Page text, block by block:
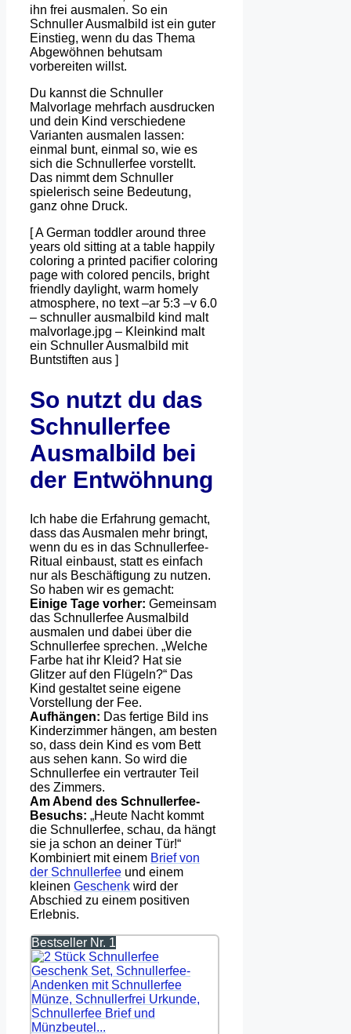
ihn frei ausmalen. So ein
Schnuller Ausmalbild ist ein guter
Einstieg, wenn du das Thema
Abgewöhnen behutsam
vorbereiten willst.
Du kannst die Schnuller
Malvorlage mehrfach ausdrucken
und dein Kind verschiedene
Varianten ausmalen lassen:
einmal bunt, einmal so, wie es
sich die Schnullerfee vorstellt.
Das nimmt dem Schnuller
spielerisch seine Bedeutung,
ganz ohne Druck.
[ A German toddler around three
years old sitting at a table happily
coloring a printed pacifier coloring
page with colored pencils, bright
friendly daylight, warm homely
atmosphere, no text –ar 5:3 –v 6.0
– schnuller ausmalbild kind malt
malvorlage.jpg – Kleinkind malt
ein Schnuller Ausmalbild mit
Buntstiften aus ]
So nutzt du das
Schnullerfee
Ausmalbild bei
der Entwöhnung
Ich habe die Erfahrung gemacht,
dass das Ausmalen mehr bringt,
wenn du es in das Schnullerfee-
Ritual einbaust, statt es einfach
nur als Beschäftigung zu nutzen.
So haben wir es gemacht:
Einige Tage vorher: Gemeinsam
das Schnullerfee Ausmalbild
ausmalen und dabei über die
Schnullerfee sprechen. „Welche
Farbe hat ihr Kleid? Hat sie
Glitzer auf den Flügeln?“ Das
Kind gestaltet seine eigene
Vorstellung der Fee.
Aufhängen: Das fertige Bild ins
Kinderzimmer hängen, am besten
so, dass dein Kind es vom Bett
aus sehen kann. So wird die
Schnullerfee ein vertrauter Teil
des Zimmers.
Am Abend des Schnullerfee-
Besuchs: „Heute Nacht kommt
die Schnullerfee, schau, da hängt
sie ja schon an deiner Tür!“
Kombiniert mit einem Brief von
der Schnullerfee und einem
kleinen Geschenk wird der
Abschied zu einem positiven
Erlebnis.
Bestseller Nr. 1